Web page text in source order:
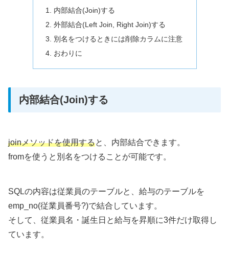
内部結合(Join)する
外部結合(Left Join, Right Join)する
別名をつけるときには削除カラムに注意
おわりに
内部結合(Join)する
joinメソッドを使用すると、内部結合できます。
fromを使うと別名をつけることが可能です。
SQLの内容は従業員のテーブルと、給与のテーブルを
emp_no(従業員番号?)で結合しています。
そして、従業員名・誕生日と給与を昇順に3件だけ取得し
ています。